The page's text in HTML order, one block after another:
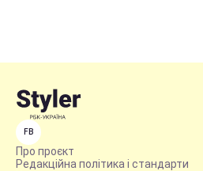
FB
Про проєкт
Редакційна політика і стандарти